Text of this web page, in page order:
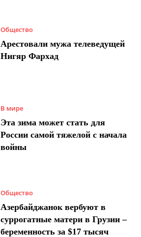
Общество
Арестовали мужа телеведущей
Нигяр Фархад
В мире
Эта зима может стать для
России самой тяжелой с начала
войны
Общество
Азербайджанок вербуют в
суррогатные матери в Грузии –
беременность за $17 тысяч